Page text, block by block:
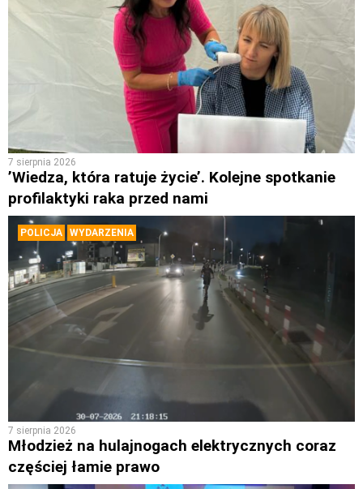
7 sierpnia 2026
’Wiedza, która ratuje życie’. Kolejne spotkanie
profilaktyki raka przed nami
POLICJA WYDARZENIA
7 sierpnia 2026
Młodzież na hulajnogach elektrycznych coraz
częściej łamie prawo